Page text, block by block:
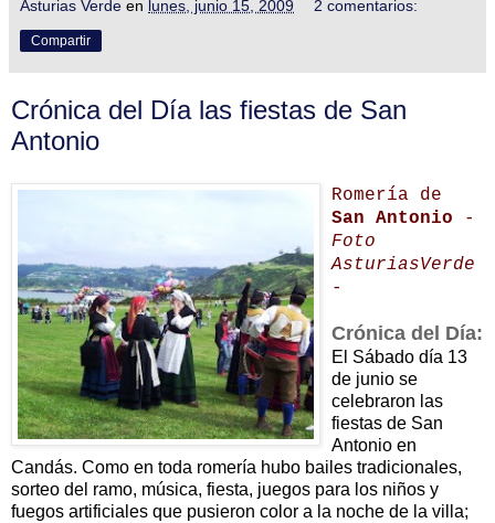
Asturias Verde en lunes, junio 15, 2009 2 comentarios:
Compartir
Crónica del Día las fiestas de San
Antonio
Romería de
San Antonio -
Foto
AsturiasVerde
-
Crónica del Día:
El Sábado día 13
de junio se
celebraron las
fiestas de San
Antonio en
Candás. Como en toda romería hubo bailes tradicionales,
sorteo del ramo, música, fiesta, juegos para los niños y
fuegos artificiales que pusieron color a la noche de la villa;